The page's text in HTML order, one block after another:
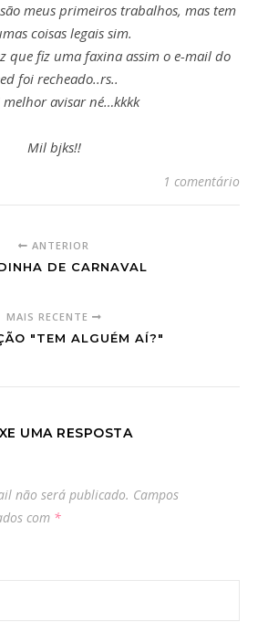
meus primeiros trabalhos, mas tem
coisas legais sim.
que fiz uma faxina assim o e-mail do
foi recheado..rs..
melhor avisar né…kkkk
Mil bjks!!
1 comentário
ANTERIOR
DE CARNAVAL
MAIS RECENTE
"TEM ALGUÉM AÍ?"
UMA RESPOSTA
não será publicado. Campos
com *